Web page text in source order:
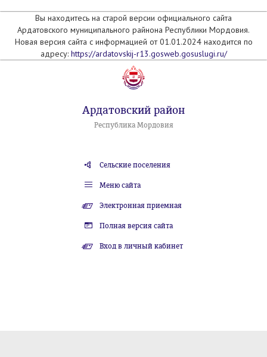
Вы находитесь на старой версии официального сайта
Ардатовского муниципального райнона Республики Мордовия.
Новая версия сайта с информацией от 01.01.2024 находится по
адресу: https://ardatovskij-r13.gosweb.gosuslugi.ru/
Ардатовский район
Республика Мордовия
Сельские поселения
Меню сайта
Электронная приемная
Полная версия сайта
Вход в личный кабинет